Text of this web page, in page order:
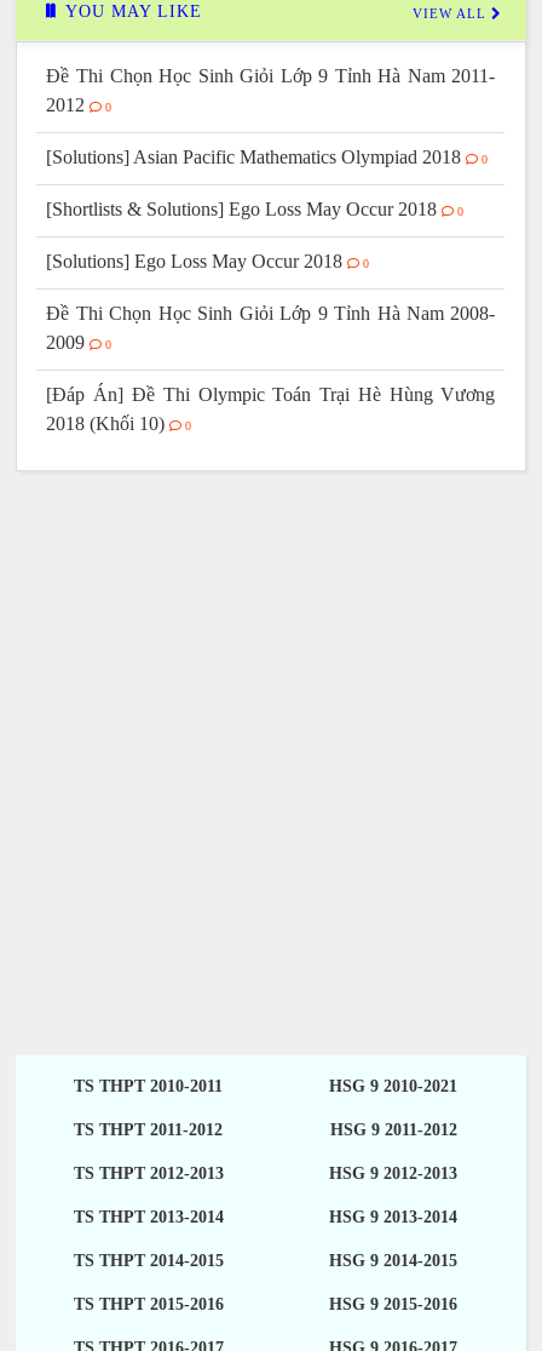
YOU MAY LIKE VIEW ALL
Đề Thi Chọn Học Sinh Giỏi Lớp 9 Tỉnh Hà Nam 2011-
2012
0
[Solutions] Asian Pacific Mathematics Olympiad 2018 0
[Shortlists & Solutions] Ego Loss May Occur 2018 0
[Solutions] Ego Loss May Occur 2018 0
Đề Thi Chọn Học Sinh Giỏi Lớp 9 Tỉnh Hà Nam 2008-
2009
0
[Đáp Án] Đề Thi Olympic Toán Trại Hè Hùng Vương
2018 (Khối 10)
0
TS THPT 2010-2011 HSG 9 2010-2021
TS THPT 2011-2012 HSG 9 2011-2012
TS THPT 2012-2013 HSG 9 2012-2013
TS THPT 2013-2014 HSG 9 2013-2014
TS THPT 2014-2015 HSG 9 2014-2015
TS THPT 2015-2016 HSG 9 2015-2016